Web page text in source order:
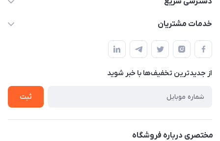
حساب کاربری
لیست محصولات
درباره ما
خدمات مشتریان
قوانین و مقررات
حریم خصوصی
راهنما
از جدید‌ترین تخفیف‌ها با‌ خبر شوید
ثبت
مختصری درباره فروشگاه